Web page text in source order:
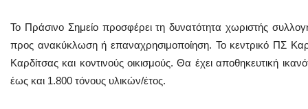
Το Πράσινο Σημείο προσφέρει τη δυνατότητα χωριστής
προς ανακύκλωση ή επαναχρησιμοποίηση. Το κεντρικό ΠΣ
Καρδίτσας και κοντινούς οικισμούς. Θα έχει αποθηκευτική
έως και 1.800 τόνους υλικών/έτος.